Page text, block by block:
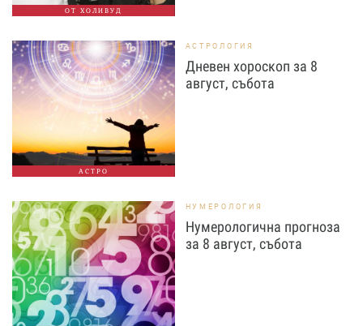
ОТ ХОЛИВУД
АСТРО
АСТРОЛОГИЯ
Дневен хороскоп за 8
август, събота
НУМЕРОЛОГИЯ
Нумерологична прогноза
за 8 август, събота